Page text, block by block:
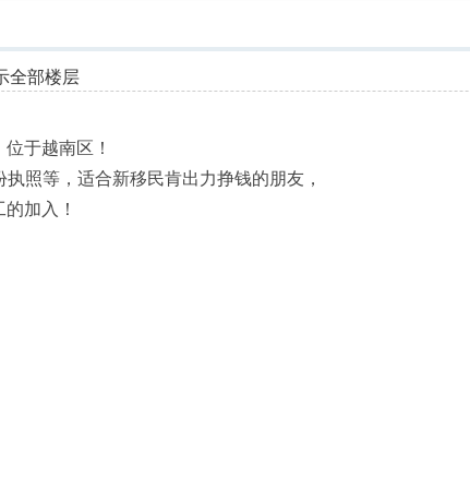
全部楼层
于越南区！
照等，适合新移民肯出力挣钱的朋友，
加入！